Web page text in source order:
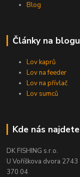
Blog
Články na blogu
Lov kaprů
Lov na feeder
Lov na přívlač
Lov sumců
Kde nás najdete
DK FISHING s.r.o.
U Voříškova dvora 2743
370 04